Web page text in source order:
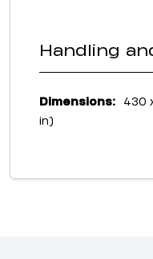
Handling
Dimensions:
430
in)